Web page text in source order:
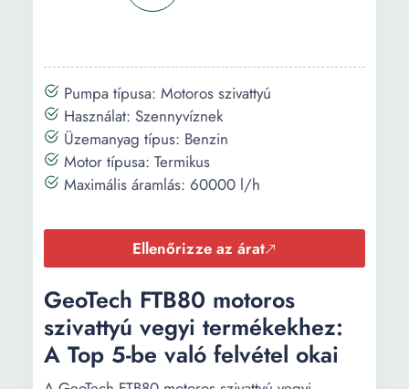
Pumpa típusa: Motoros szivattyú
Használat: Szennyvíznek
Üzemanyag típus: Benzin
Motor típusa: Termikus
Maximális áramlás: 60000 l/h
Ellenőrizze az árat
GeoTech FTB80 motoros
szivattyú vegyi termékekhez:
A Top 5-be való felvétel okai